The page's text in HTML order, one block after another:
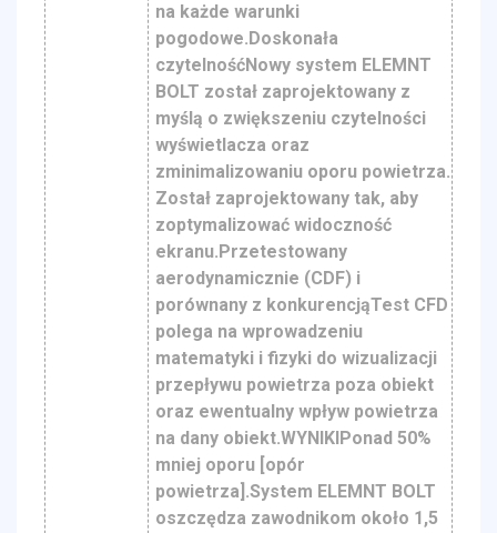
na każde warunki
pogodowe.Doskonała
czytelnośćNowy system ELEMNT
BOLT został zaprojektowany z
myślą o zwiększeniu czytelności
wyświetlacza oraz
zminimalizowaniu oporu powietrza.
Został zaprojektowany tak, aby
zoptymalizować widoczność
ekranu.Przetestowany
aerodynamicznie (CDF) i
porównany z konkurencjąTest CFD
polega na wprowadzeniu
matematyki i fizyki do wizualizacji
przepływu powietrza poza obiekt
oraz ewentualny wpływ powietrza
na dany obiekt.WYNIKIPonad 50%
mniej oporu [opór
powietrza].System ELEMNT BOLT
oszczędza zawodnikom około 1,5